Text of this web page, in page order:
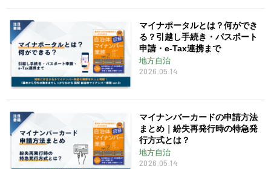
マイナポータルとは？何ができ
る？引越し手続き・パスポート
申請・e-Tax連携まで
地方自治
2026.05.14
マイナンバーカードの申請方法
まとめ｜紛失再発行時の特急発
行方式とは？
地方自治
2026.05.14